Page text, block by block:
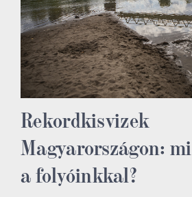
Rekordkisvizek
Magyarországon:
a folyóinkkal?